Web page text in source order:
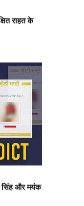
राहत के
सिंह और मयंक